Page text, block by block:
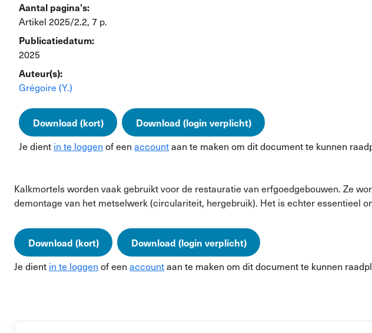
Aantal pagina's:
Artikel 2025/2.2, 7 p.
Publicatiedatum:
2025
Auteur(s):
Grégoire (Y.)
Download (kort) Download (login verplicht)
Je dient in te loggen of een accountaan te maken om dit document te kunnen
Kalkmortels worden vaak gebruikt voor de restauratie van erfgoedgebouwen. Ze
demontage van het metselwerk (circulariteit, hergebruik). Het is echter essentieel
Download (kort) Download (login verplicht)
Je dient in te loggen of een accountaan te maken om dit document te kunnen